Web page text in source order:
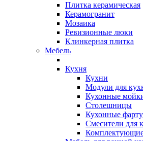
Плитка керамическая
Керамогранит
Мозаика
Ревизионные люки
Клинкерная плитка
Мебель
Кухня
Кухни
Модули для
Кухонные
Столешницы
Кухонные
Смесители для